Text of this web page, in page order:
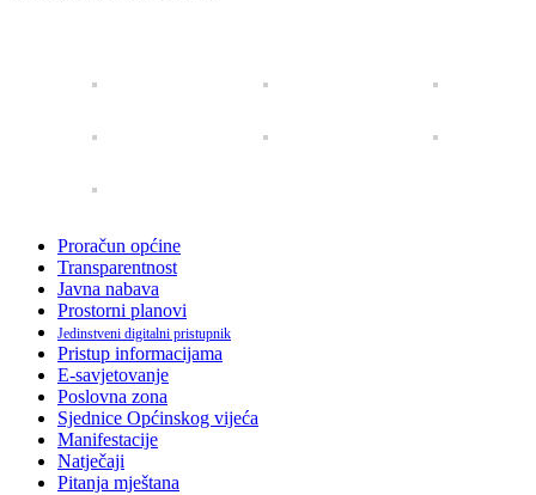
Proračun općine
Transparentnost
Javna nabava
Prostorni planovi
Jedinstveni digitalni pristupnik
Pristup informacijama
E-savjetovanje
Poslovna zona
Sjednice Općinskog vijeća
Manifestacije
Natječaji
Pitanja mještana